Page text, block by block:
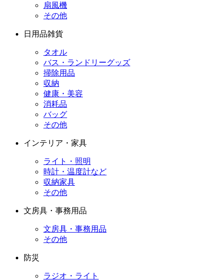
扇風機
その他
日用品雑貨
タオル
バス・ランドリーグッズ
掃除用品
収納
健康・美容
消耗品
バッグ
その他
インテリア・家具
ライト・照明
時計・温度計など
収納家具
その他
文房具・事務用品
文房具・事務用品
その他
防災
ラジオ・ライト